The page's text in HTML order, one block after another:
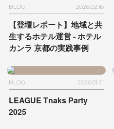
BLOG 2026.02.16
【登壇レポート】地域と共
生するホテル運営- ホテル
カンラ 京都の実践事例
BLOG 2026.01.21
LEAGUE Tnaks Party
2025